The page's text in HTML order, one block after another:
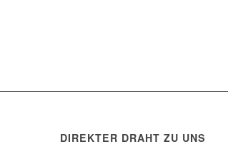
DIREKTER DRAHT ZU UNS